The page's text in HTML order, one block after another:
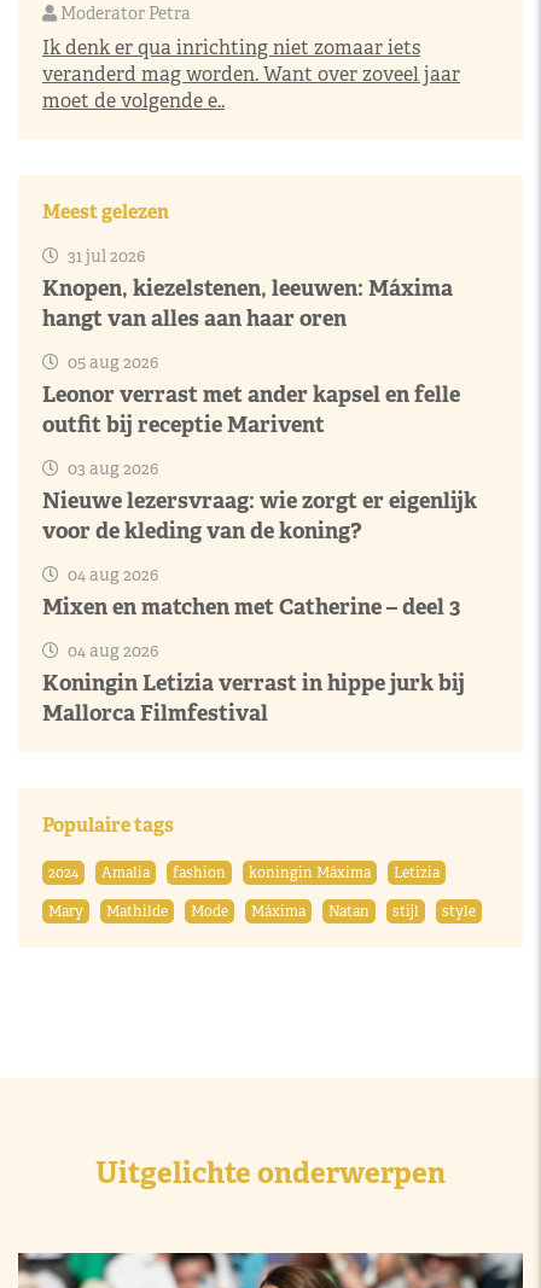
Moderator Petra
Ik denk er qua inrichting niet zomaar iets
veranderd mag worden. Want over zoveel jaar
moet de volgende e..
Meest gelezen
31 jul 2026
Knopen, kiezelstenen, leeuwen: Máxima
hangt van alles aan haar oren
05 aug 2026
Leonor verrast met ander kapsel en felle
outfit bij receptie Marivent
03 aug 2026
Nieuwe lezersvraag: wie zorgt er eigenlijk
voor de kleding van de koning?
04 aug 2026
Mixen en matchen met Catherine – deel 3
04 aug 2026
Koningin Letizia verrast in hippe jurk bij
Mallorca Filmfestival
Populaire tags
2024 Amalia fashion koningin Máxima
Letizia
Mary
Mathilde Mode Máxima Natan stijl style
Uitgelichte onderwerpen